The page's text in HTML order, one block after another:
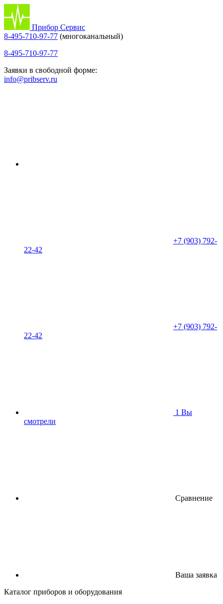
Прибор Сервис
8-495-710-97-77 (многоканальный)
8-495-710-97-77
Заявки в свободной форме:
info@pribserv.ru
+7 (903) 792-
22-42
+7 (903) 792-
22-42
1 Вы
смотрели
Сравнение
Ваша заявка
Каталог приборов и оборудования